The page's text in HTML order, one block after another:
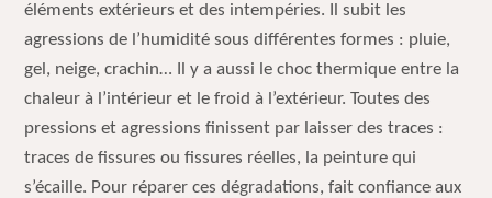
éléments extérieurs et des intempéries. Il subit les
agressions de l’humidité sous différentes formes : pluie,
gel, neige, crachin… Il y a aussi le choc thermique entre la
chaleur à l’intérieur et le froid à l’extérieur. Toutes des
pressions et agressions finissent par laisser des traces :
traces de fissures ou fissures réelles, la peinture qui
s’écaille. Pour réparer ces dégradations, fait confiance aux